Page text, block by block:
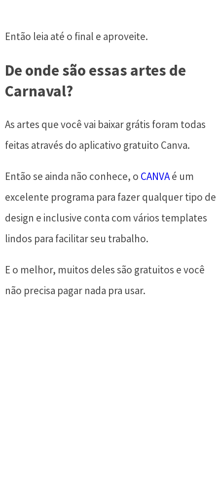
Então leia até o final e aproveite.
De onde são essas artes de
Carnaval?
As artes que você vai baixar grátis foram todas
feitas através do aplicativo gratuito Canva.
Então se ainda não conhece, o CANVAé um
excelente programa para fazer qualquer tipo de
design e inclusive conta com vários templates
lindos para facilitar seu trabalho.
E o melhor, muitos deles são gratuitos e você
não precisa pagar nada pra usar.